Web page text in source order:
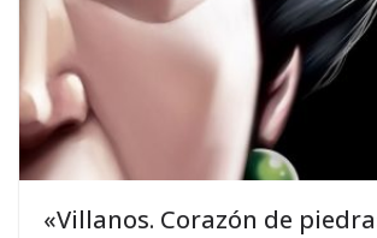
«Villanos. Corazón de